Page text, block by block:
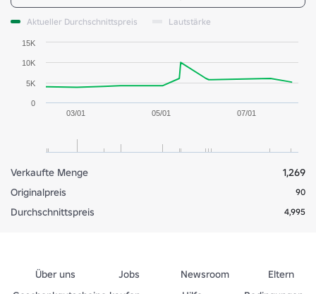
Aktueller Durchschnittspreis Lautstärke
03/01 05/01 07/01
0
5K
10K
15K
Verkaufte Menge
1,269
Originalpreis
90
Durchschnittspreis 4,995
Über uns Jobs Newsroom
Eltern